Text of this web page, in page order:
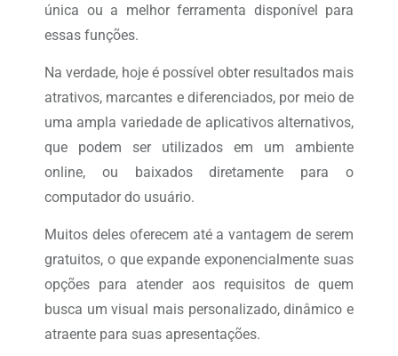
única ou a melhor ferramenta disponível para
essas funções.
Na verdade, hoje é possível obter resultados mais
atrativos, marcantes e diferenciados, por meio de
uma ampla variedade de aplicativos alternativos,
que podem ser utilizados em um ambiente
online, ou baixados diretamente para o
computador do usuário.
Muitos deles oferecem até a vantagem de serem
gratuitos, o que expande exponencialmente suas
opções para atender aos requisitos de quem
busca um visual mais personalizado, dinâmico e
atraente para suas apresentações.